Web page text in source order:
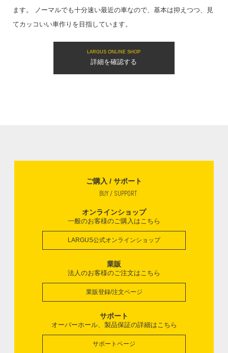
ます。 ノーマルでも十分速い最近の車なので、基本は抑えつつ、見
てカッコいい車作りを目指しています。
LARGUS ONLINE SHOP
詳細を確認する
ご購入 / サポート
BUY / SUPPORT
オンラインショップ
一般のお客様のご購入はこちら
LARGUS公式オンラインショップ
業販
法人のお客様のご注文はこちら
業販登録/注文ページ
サポート
オーバーホール、製品保証の詳細はこちら
サポートページ